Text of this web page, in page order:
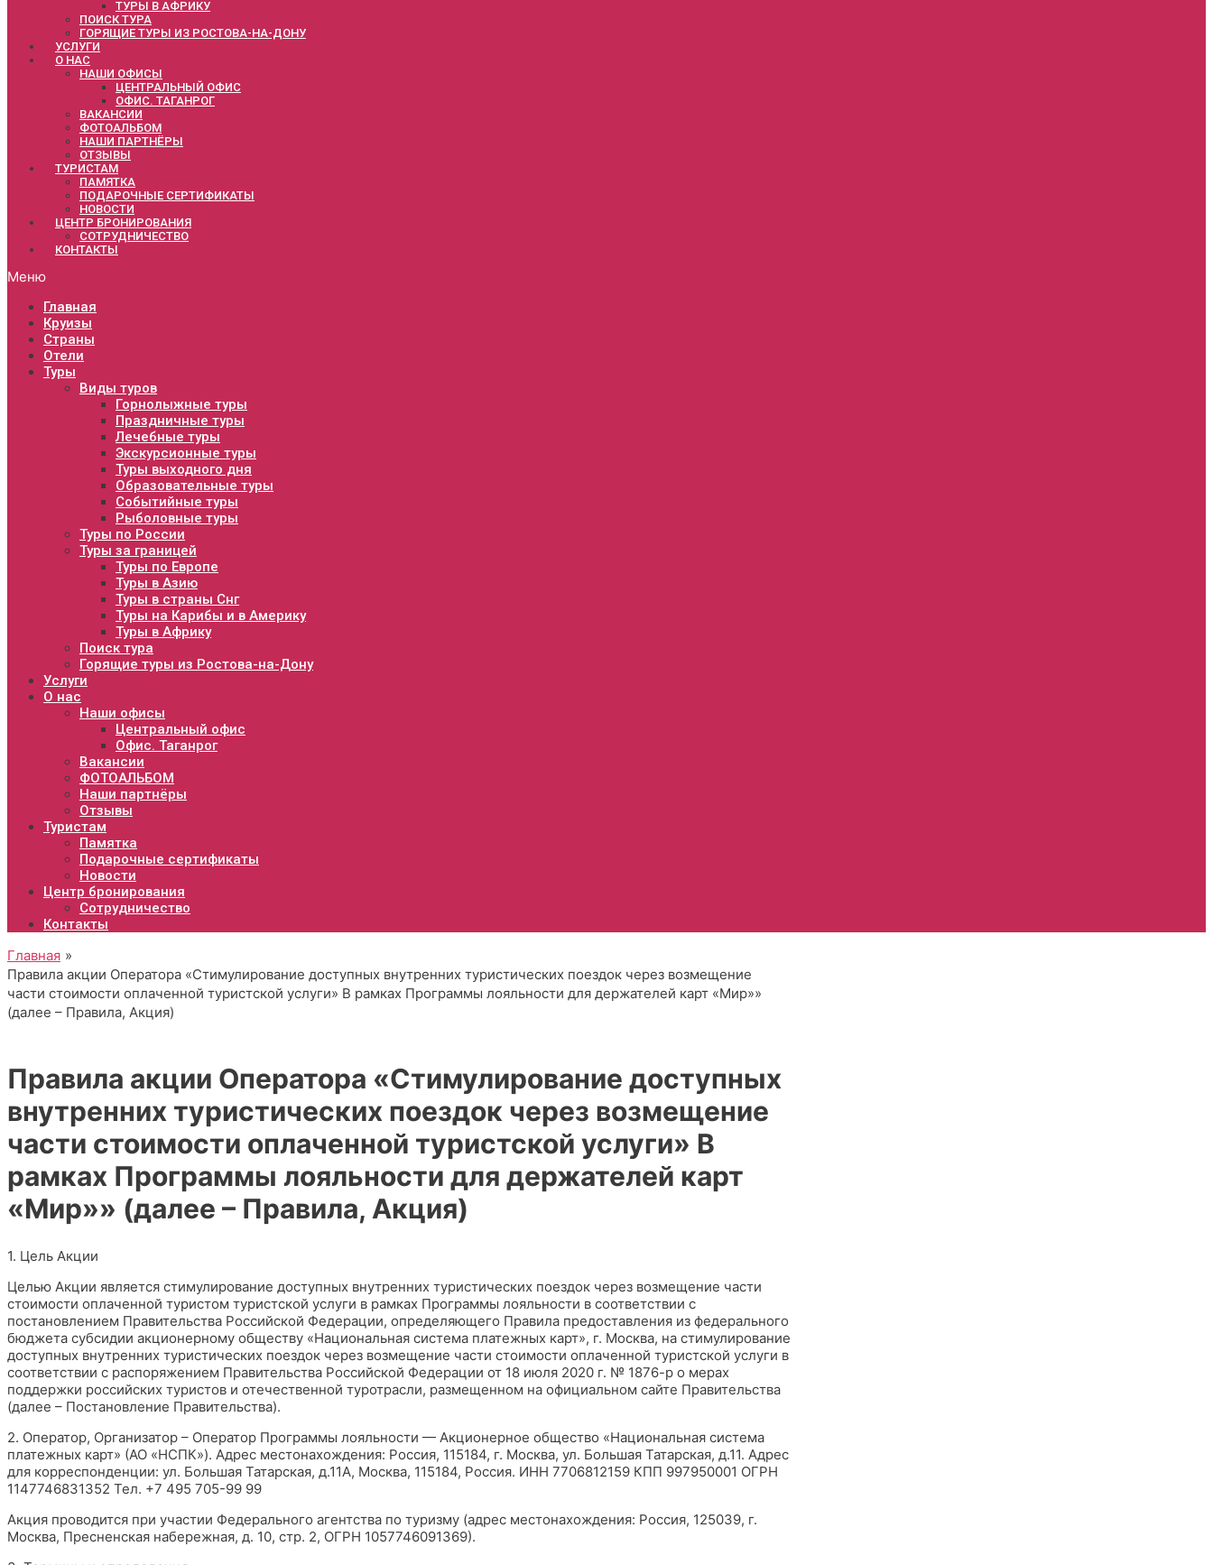
ТУРЫ В АФРИКУ
ПОИСК ТУРА
ГОРЯЩИЕ ТУРЫ ИЗ РОСТОВА-НА-ДОНУ
УСЛУГИ
О НАС
НАШИ ОФИСЫ
ЦЕНТРАЛЬНЫЙ ОФИС
ОФИС. ТАГАНРОГ
ВАКАНСИИ
ФОТОАЛЬБОМ
НАШИ ПАРТНЁРЫ
ОТЗЫВЫ
ТУРИСТАМ
ПАМЯТКА
ПОДАРОЧНЫЕ СЕРТИФИКАТЫ
НОВОСТИ
ЦЕНТР БРОНИРОВАНИЯ
СОТРУДНИЧЕСТВО
КОНТАКТЫ
Меню
Главная
Круизы
Страны
Отели
Туры
Виды туров
Горнолыжные туры
Праздничные туры
Лечебные туры
Экскурсионные туры
Туры выходного дня
Образовательные туры
Событийные туры
Рыболовные туры
Туры по России
Туры за границей
Туры по Европе
Туры в Азию
Туры в страны Снг
Туры на Карибы и в Америку
Туры в Африку
Поиск тура
Горящие туры из Ростова-на-Дону
Услуги
О нас
Наши офисы
Центральный офис
Офис. Таганрог
Вакансии
ФОТОАЛЬБОМ
Наши партнёры
Отзывы
Туристам
Памятка
Подарочные сертификаты
Новости
Центр бронирования
Сотрудничество
Контакты
Главная
Правила акции Оператора «Стимулирование доступных внутренних туристических поездок через возмещение
части стоимости оплаченной туристской услуги» В рамках Программы лояльности для держателей карт «Мир»»
(далее – Правила, Акция)
Правила акции Оператора «Стимулирование доступных
внутренних туристических поездок через возмещение
части стоимости оплаченной туристской услуги» В
рамках Программы лояльности для держателей карт
«Мир»» (далее – Правила, Акция)
1. Цель Акции
Целью Акции является стимулирование доступных внутренних туристических поездок через возмещение части
стоимости оплаченной туристом туристской услуги в рамках Программы лояльности в соответствии с
постановлением Правительства Российской Федерации, определяющего Правила предоставления из федерального
бюджета субсидии акционерному обществу «Национальная система платежных карт», г. Москва, на стимулирование
доступных внутренних туристических поездок через возмещение части стоимости оплаченной туристской услуги в
соответствии с распоряжением Правительства Российской Федерации от 18 июля 2020 г. № 1876-р о мерах
поддержки российских туристов и отечественной туротрасли, размещенном на официальном сайте Правительства
(далее – Постановление Правительства).
2. Оператор, Организатор – Оператор Программы лояльности — Акционерное общество «Национальная система
платежных карт» (АО «НСПК»). Адрес местонахождения: Россия, 115184, г. Москва, ул. Большая Татарская, д.11. Адрес
для корреспонденции: ул. Большая Татарская, д.11А, Москва, 115184, Россия. ИНН 7706812159 КПП 997950001 ОГРН
1147746831352 Тел. +7 495 705-99 99
Акция проводится при участии Федерального агентства по туризму (адрес местонахождения: Россия, 125039, г.
Москва, Пресненская набережная, д. 10, стр. 2, ОГРН 1057746091369).